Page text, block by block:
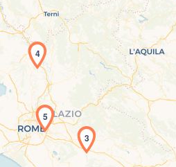
Caricamento della
3
4
5